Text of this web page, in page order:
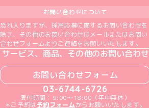
お問い合わせについて
恐れ入りますが、採用応募に関するお問い合わせを
除き、その他のお問い合わせはメールまたはお問い
合わせフォームよりご連絡をお願いいたします。
サービス、商品、その他のお問い合わせ
お問い合わせフォーム
03-6744-6726
受付時間：9:00～18:00（年中無休）
＊ご予約は予約フォームからお願いいたします。